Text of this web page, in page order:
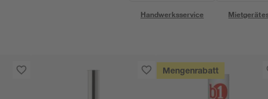
Handwerksservice
Mengenrabatt